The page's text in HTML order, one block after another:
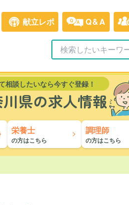
献立レポ Q&A
相談したいなら今すぐ登録！
川県の求人情報
栄養士
の方はこちら
調理師
の方はこちら